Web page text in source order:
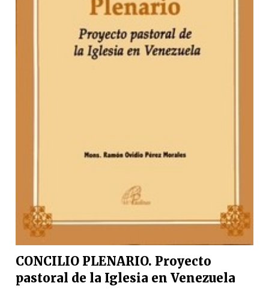
CONCILIO PLENARIO. Proyecto
pastoral de la Iglesia en Venezuela